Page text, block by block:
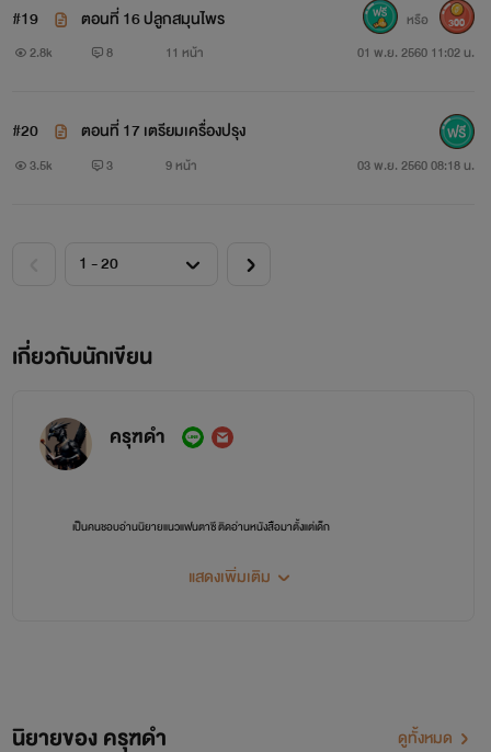
#19 ตอนที่ 16 ปลูกสมุนไพร
2.8k 8 11 หน้า 01 พ.ย. 2560 11:02 น.
หรือ 300
#20 ตอนที่ 17 เตรียมเครื่องปรุง
3.5k 3 9 หน้า 03 พ.ย. 2560 08:18 น.
เกี่ยวกับนักเขียน
ครุฑดำ
เป็นคนชอบอ่านนิยายแนวแฟนตาซี ติดอ่านหนังสือมาตั้งแต่เด็ก
ประมาณว่าแม่เลี้ยงด้วยหนังสือแทนข้าว 555
ปัจจุบันผมอายุ 26 ทำงานอยู่บ้าน ว่างๆ ก็อ่านหนังสือ ททำให้อารมณ์อยากเขียนยิ่งมีขึ้นทุก
แสดงเพิ่มเติม
นิยายของ ครุฑดำ ดูทั้งหมด